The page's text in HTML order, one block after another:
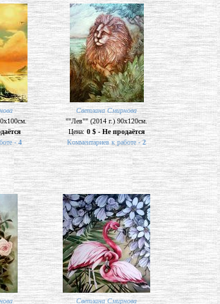
-4
Светлана Смирнова
""Лев"" (2014 г.) 90х120см.
Цена: 0 $ - Не продаётся
Комментариев к работе -2
Светлана Смирнова